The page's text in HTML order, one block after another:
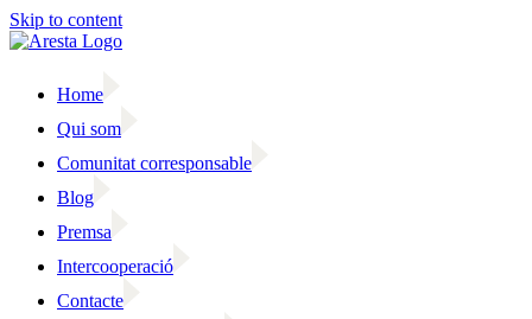
Skip to content
Home
Qui som
Comunitat corresponsable
Blog
Premsa
Intercooperació
Contacte